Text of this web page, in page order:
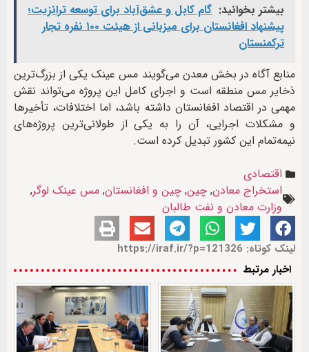
بیشتر بخوانید: گام کابل و عشق‌آباد برای توسعه ترانزیت؛
پیشنهاد افغانستان برای میزبانی از هیئت ۱۰۰ نفره تجار
ترکمنستان
منابع آگاه در بخش معدن می‌گویند مس عینک یکی از بزرگ‌ترین
ذخایر مس منطقه است و اجرای کامل این پروژه می‌تواند نقش
مهمی در اقتصاد افغانستان داشته باشد، اما اختلافات، تأخیرها
و مشکلات اجرایی، آن را به یکی از طولانی‌ترین پروژه‌های
نیمه‌تمام این کشور تبدیل کرده است.
اقتصادی
استخراج معادن, چین, چین و افغانستان, مس عینک لوگر,
وزارت معادن و نفت طالبان
لینک کوتاه: https://iraf.ir/?p=121326
اخبار مرتبط